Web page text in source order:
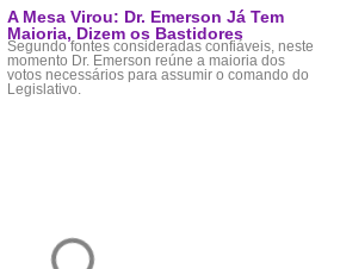
A Mesa Virou: Dr. Emerson Já Tem
Maioria, Dizem os Bastidores
Segundo fontes consideradas confiáveis, neste
momento Dr. Emerson reúne a maioria dos
votos necessários para assumir o comando do
Legislativo.